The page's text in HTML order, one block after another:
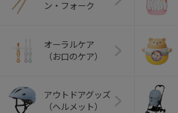
ン・フォーク
オーラルケア
（お口のケア）
アウトドアグッズ
（ヘルメット）